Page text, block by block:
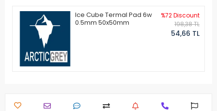
Ice Cube Termal Pad 6w
0.5mm 50x50mm
%72 Discount
198,38 TL
54,66 TL